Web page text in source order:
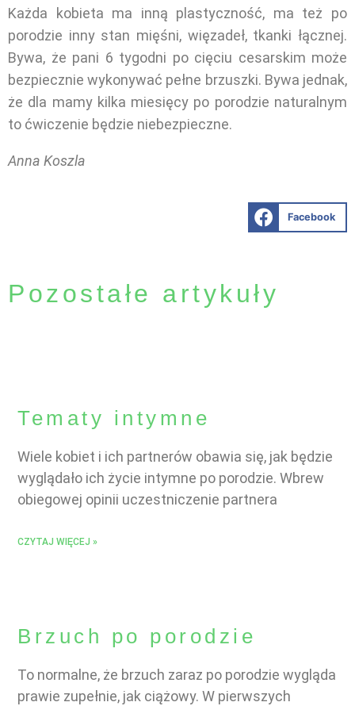
Każda kobieta ma inną plastyczność, ma też po
porodzie inny stan mięśni, więzadeł, tkanki łącznej.
Bywa, że pani 6 tygodni po cięciu cesarskim może
bezpiecznie wykonywać pełne brzuszki. Bywa jednak,
że dla mamy kilka miesięcy po porodzie naturalnym
to ćwiczenie będzie niebezpieczne.
Anna Koszla
Facebook
Pozostałe artykuły
Tematy intymne
Wiele kobiet i ich partnerów obawia się, jak będzie
wyglądało ich życie intymne po porodzie. Wbrew
obiegowej opinii uczestniczenie partnera
CZYTAJ WIĘCEJ »
Brzuch po porodzie
To normalne, że brzuch zaraz po porodzie wygląda
prawie zupełnie, jak ciążowy. W pierwszych